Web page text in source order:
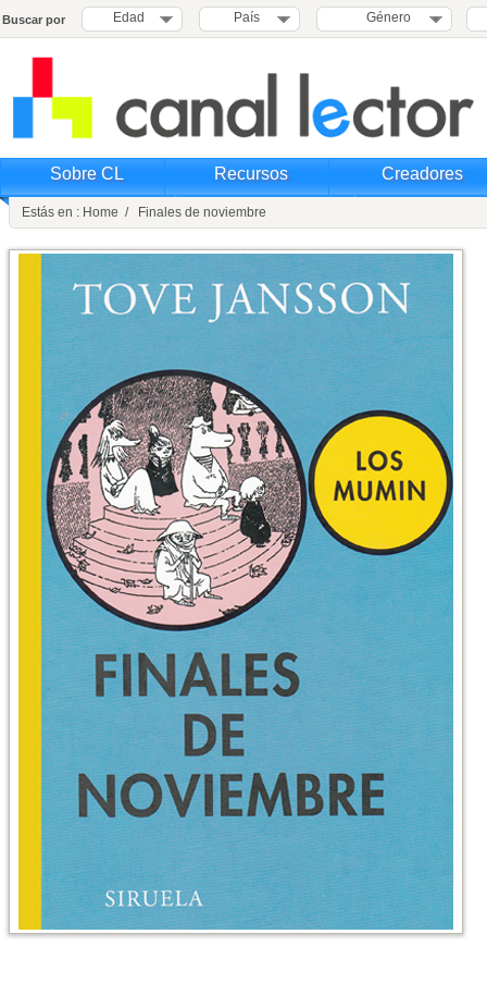
Buscar por Edad País Género
Sobre CL Recursos Creadores
Estás en : Home / Finales de noviembre